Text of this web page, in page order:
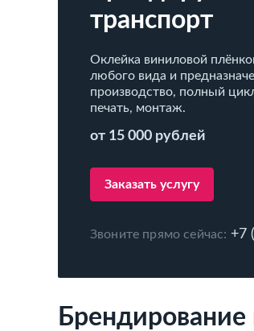
транспорт
Оклейка виниловой
любого вида и
производство, полный
печать, монтаж.
от 15 000 рублей
Заказать услугу
Звоните прямо сейчас: +7
Брендирование